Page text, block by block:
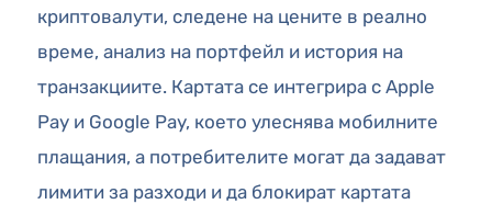
криптовалути, следене на цените в реално
време, анализ на портфейл и история на
транзакциите. Картата се интегрира с Apple
Pay и Google Pay, което улеснява мобилните
плащания, а потребителите могат да задават
лимити за разходи и да блокират картата